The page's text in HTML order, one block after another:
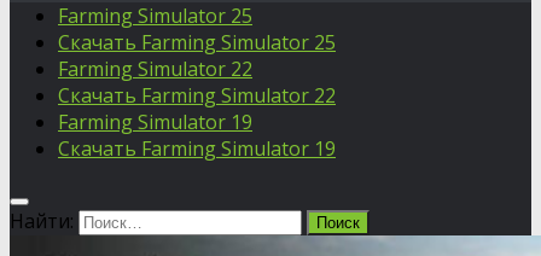
Farming Simulator 25
Скачать Farming Simulator 25
Farming Simulator 22
Скачать Farming Simulator 22
Farming Simulator 19
Скачать Farming Simulator 19
Найти: